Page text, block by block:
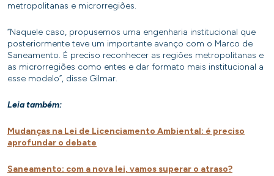
metropolitanas e microrregiões.
“Naquele caso, propusemos uma engenharia institucional que
posteriormente teve um importante avanço com o Marco de
Saneamento. É preciso reconhecer as regiões metropolitanas e
as microrregiões como entes e dar formato mais institucional a
esse modelo”, disse Gilmar.
Leia também:
Mudanças na Lei de Licenciamento Ambiental: é preciso
aprofundar o debate
Saneamento: com a nova lei, vamos superar o atraso?